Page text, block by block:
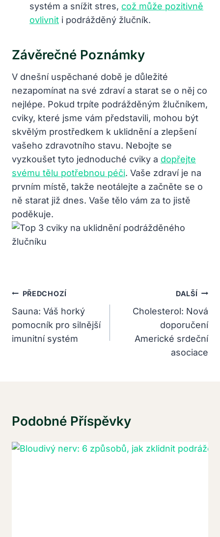
systém a snížit stres, což může pozitivně
ovlivnit i podrážděný žlučník.
Závěrečné Poznámky
V dnešní uspěchané době je důležité
nezapomínat na své zdraví a starat se o něj co
nejlépe. Pokud trpíte podrážděným žlučníkem,
cviky, které jsme vám představili, mohou být
skvělým prostředkem k uklidnění a zlepšení
vašeho zdravotního stavu. Nebojte se
vyzkoušet tyto jednoduché cviky a dopřejte
svému tělu potřebnou péči. Vaše zdraví je na
prvním místě, takže neotálejte a začněte se o
ně starat již dnes. Vaše tělo vám za to jistě
poděkuje.
Navigace
Pro
Příspěvek
PŘEDCHOZÍ
Sauna: Váš horký
pomocník pro silnější
imunitní systém
DALŠÍ
Cholesterol: Nová
doporučení
Americké srdeční
asociace
Podobné Příspěvky